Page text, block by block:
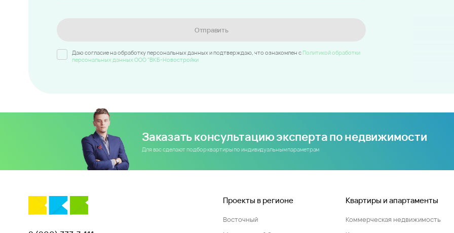
Отправить
Даю согласие на обработку персональных данных и подтверждаю, что ознакомлен c Политикой обработки
персональных данных ООО "ВКБ-Новостройки
Заказать консультацию эксперта по недвижимости
Для вас сделают подбор квартиры по индивидуальным параметрам
Проекты в регионе
Восточный
Квартиры и апартаменты
Коммерческая недвижимость